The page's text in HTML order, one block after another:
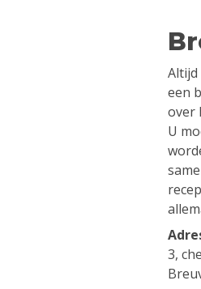
een
over
U
3,